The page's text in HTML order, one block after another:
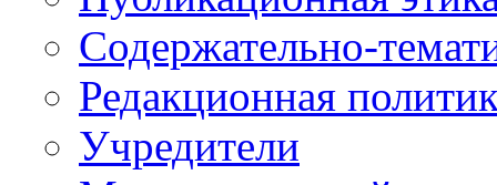
Содержательно-
Редакционная
Учредители